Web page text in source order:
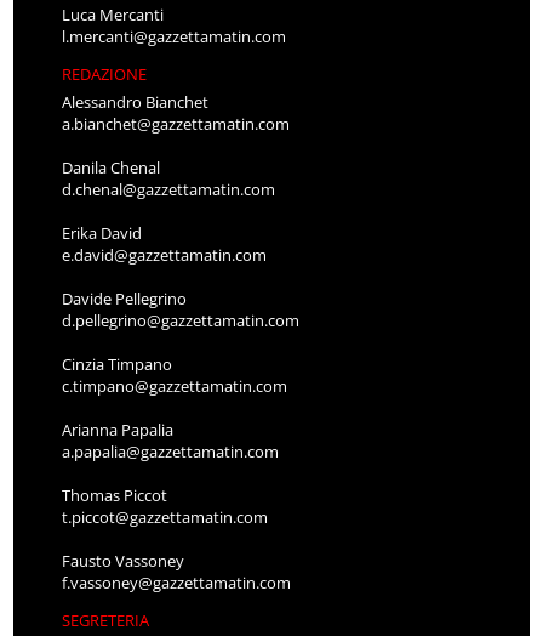
Luca Mercanti
l.mercanti@gazzettamatin.com
REDAZIONE
Alessandro Bianchet
a.bianchet@gazzettamatin.com
Danila Chenal
d.chenal@gazzettamatin.com
Erika David
e.david@gazzettamatin.com
Davide Pellegrino
d.pellegrino@gazzettamatin.com
Cinzia Timpano
c.timpano@gazzettamatin.com
Arianna Papalia
a.papalia@gazzettamatin.com
Thomas Piccot
t.piccot@gazzettamatin.com
Fausto Vassoney
f.vassoney@gazzettamatin.com
SEGRETERIA